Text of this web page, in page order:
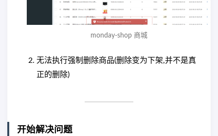
monday-shop 商城
无法执行强制删除商品(删除变为下架,并不是真
正的删除)
开始解决问题